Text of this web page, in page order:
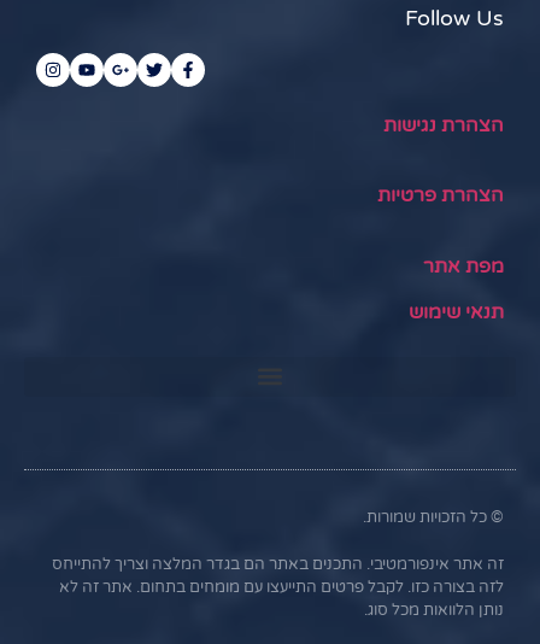
Follow Us
הצהרת נגישות
הצהרת פרטיות
מפת אתר
תנאי שימוש
© כל הזכויות שמורות.
זה אתר אינפורמטיבי. התכנים באתר הם בגדר המלצה וצריך להתייחס
לזה בצורה כזו. לקבל פרטים התייעצו עם מומחים בתחום. אתר זה לא
נותן הלוואות מכל סוג.